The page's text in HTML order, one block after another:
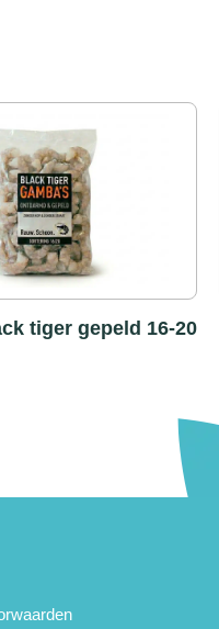
tiger gepeld 16-20